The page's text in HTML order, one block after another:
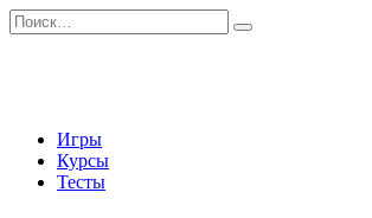
Перейти
к
Search
for:
Игры
Курсы
Тесты